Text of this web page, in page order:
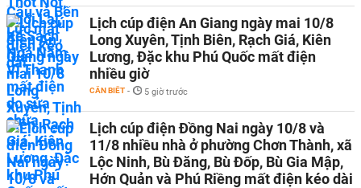
Lịch cúp điện An Giang ngày mai 10/8
Long Xuyên, Tịnh Biên, Rạch Giá, Kiên
Lương, Đặc khu Phú Quốc mất điện
nhiều giờ
CẦN BIẾT - 5 giờ trước
Lịch cúp điện Đồng Nai ngày 10/8 và
11/8 nhiều nhà ở phường Chơn Thành, xã
Lộc Ninh, Bù Đăng, Bù Đốp, Bù Gia Mập,
Hớn Quản và Phú Riềng mất điện kéo dài